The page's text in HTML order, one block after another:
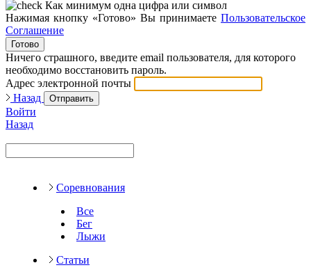
Как минимум одна цифра или символ
Нажимая кнопку «Готово» Вы принимаете Пользовательское
Соглашение
Готово
Ничего страшного, введите email пользователя, для которого
необходимо восстановить пароль.
Адрес электронной почты
Назад
Отправить
Войти
Назад
Соревнования
Все
Бег
Лыжи
Статьи